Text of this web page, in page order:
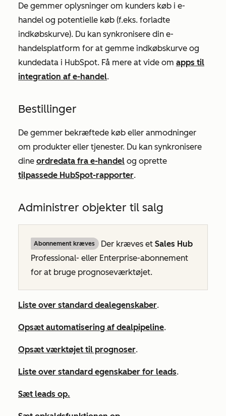
De gemmer oplysninger om kunders køb i e-
handel og potentielle køb (f.eks. forladte
indkøbskurve). Du kan synkronisere din e-
handelsplatform for at gemme indkøbskurve og
kundedata i HubSpot. Få mere at vide om apps til
integration af e-handel.
Bestillinger
De gemmer bekræftede køb eller anmodninger
om produkter eller tjenester. Du kan synkronisere
dine ordredata fra e-handel og oprette
tilpassede HubSpot-rapporter.
Administrer objekter til salg
Abonnement kræves Der kræves et Sales Hub
Professional- eller Enterprise-abonnement
for at bruge prognoseværktøjet.
Liste over standard dealegenskaber.
Opsæt automatisering af dealpipeline.
Opsæt værktøjet til prognoser.
Liste over standard egenskaber for leads.
Sæt leads op.